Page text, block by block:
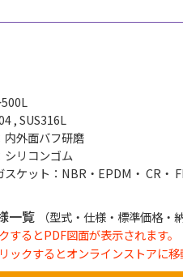
, SUS316L
内外面バフ研磨
シリコンゴム
スケット：NBR・EPDM・ CR・
一覧
（型式・仕様・標準価格・納
するとPDF図面が表示されます。
ックするとオンラインストアに移